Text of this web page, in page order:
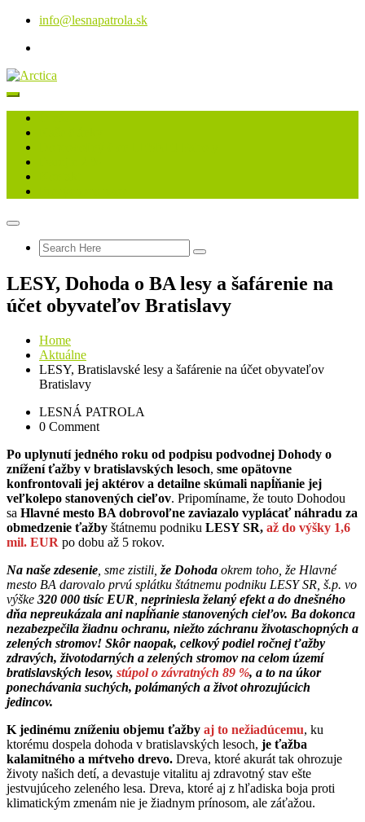
info@lesnapatrola.sk
LESY, Dohoda o BA lesy a šafárenie na
účet obyvateľov Bratislavy
Home
Aktuálne
LESY, Bratislavské lesy a šafárenie na účet obyvateľov
Bratislavy
LESNÁ PATROLA
0 Comment
Po uplynutí jedného roku od podpisu podvodnej Dohody o
znížení ťažby v bratislavských lesoch, sme opätovne
konfrontovali jej aktérov a detailne skúmali napĺňanie jej
veľkolepo stanovených cieľov. Pripomíname, že touto Dohodou
sa Hlavné mesto BA dobrovoľne zaviazalo vyplácať náhradu za
obmedzenie ťažby štátnemu podniku LESY SR, až do výšky 1,6
mil. EUR po dobu až 5 rokov.
Na naše zdesenie , sme zistili, že Dohoda okrem toho, že Hlavné
mesto BA darovalo prvú splátku štátnemu podniku LESY SR, š.p. vo
výške 320 000 tisíc EUR nepriniesla želaný efekt a do dnešného
dňa nepreukázala ani napĺňanie stanovených cieľov. Ba dokonca
nezabezpečila žiadnu ochranu, niežto záchranu životaschopných a
zelených stromov! Skôr naopak, celkový podiel ročnej ťažby
zdravých, životodarných a zelených stromov na celom území
bratislavských lesov, stúpol o závratných 89 %, a to na úkor
ponechávania suchých, polámaných a život ohrozujúcich
jedincov.
K jedinému zníženiu objemu ťažby aj to nežiadúcemu, ku
ktorému dospela dohoda v bratislavských lesoch, je ťažba
kalamitného a mŕtveho drevo. Dreva, ktoré akurát tak ohrozuje
životy našich detí, a devastuje vitalitu aj zdravotný stav ešte
jestvujúceho zeleného lesa. Dreva, ktoré aj z hľadiska boja proti
klimatickým zmenám nie je žiadnym prínosom, ale záťažou.